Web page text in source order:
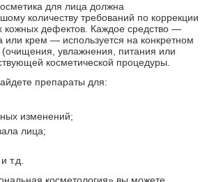
для лица должна
количеству требований по коррекции
кожных дефектов. Каждое средство —
или крем — используется на конкретном
(очищения, увлажнения, питания или
косметической процедуры.
препараты для:
изменений;
лица;
т.д.